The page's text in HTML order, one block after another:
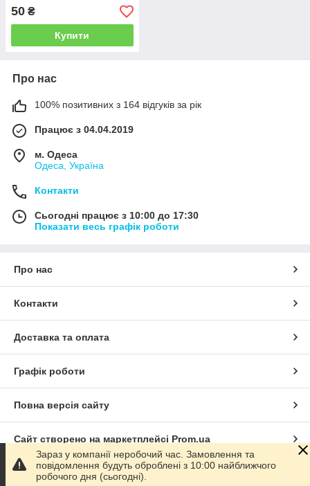
50 ₴
Купити
Про нас
100% позитивних з 164 відгуків за рік
Працює з 04.04.2019
м. Одеса
Одеса, Україна
Контакти
Сьогодні працює з 10:00 до 17:30
Показати весь графік роботи
Про нас
Контакти
Доставка та оплата
Графік роботи
Повна версія сайту
Сайт створено на маркетплейсі Prom.ua
Політика конфіденційності
Зараз у компанії неробочий час. Замовлення та
повідомлення будуть оброблені з 10:00 найближчого
робочого дня (сьогодні).